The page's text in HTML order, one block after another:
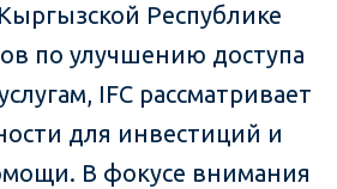
Республике
по улучшению доступа
IFC рассматривает
для инвестиций и
В фокусе внимания